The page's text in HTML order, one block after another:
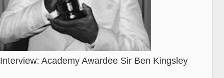
Interview: Academy Awardee Sir Ben Kingsley